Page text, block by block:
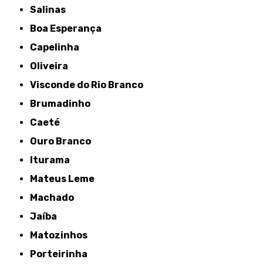
Salinas
Boa Esperança
Capelinha
Oliveira
Visconde do Rio Branco
Brumadinho
Caeté
Ouro Branco
Iturama
Mateus Leme
Machado
Jaíba
Matozinhos
Porteirinha